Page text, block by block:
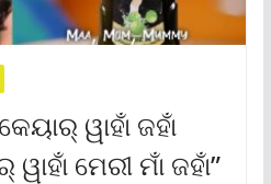
ୱାହାଁ ଜହାଁ
ମେରୀ ମାଁ ଜହାଁ”